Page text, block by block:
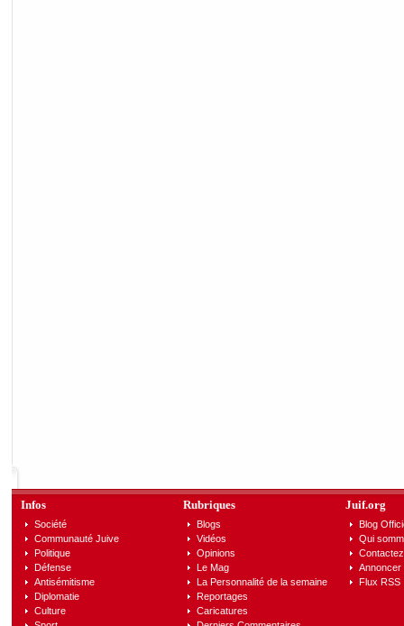
Infos
Société
Communauté Juive
Politique
Défense
Antisémitisme
Diplomatie
Culture
Rubriques
Blogs
Vidéos
Opinions
Le Mag
La Personnalité de la semaine
Reportages
Caricatures
Juif.org
Blog
Qui
Annoncer
Flux RSS